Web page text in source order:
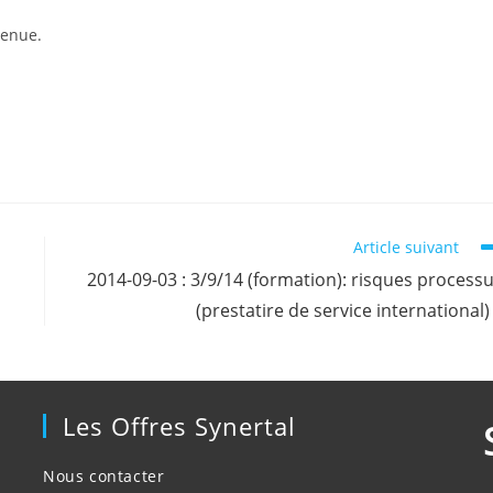
Article suivant
2014-09-03 : 3/9/14 (formation): risques
(prestatire de service international)
Les Offres Synertal
Nous contacter